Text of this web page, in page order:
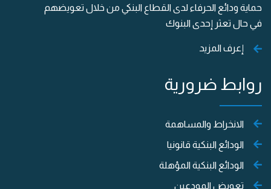
حماية ودائع الحرفاء لدى القطاع البنكي من خلال تعويضهم
في حال تعثر إحدى البنوك
إعرف المزيد
روابط ضرورية
الانخراط والمساهمة
الودائع البنكية قانونيا
الودائع البنكية المؤهلة
تعويض المودعين